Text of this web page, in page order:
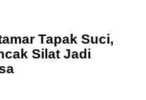
Tapak Suci,
Silat Jadi